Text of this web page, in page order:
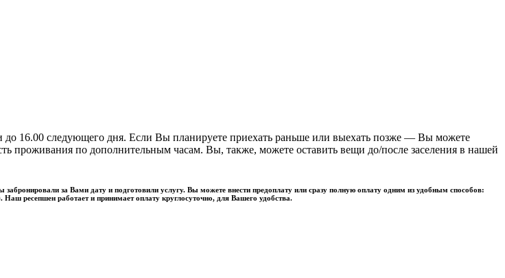
16.00 следующего дня. Если Вы планируете приехать раньше или выехать позже — Вы можете
проживания по дополнительным часам. Вы, также, можете оставить вещи до/после заселения в нашей
за Вами дату и подготовили услугу. Вы можете внести предоплату или сразу полную оплату одним из удобным способов:
ресепшен работает и принимает оплату круглосуточно, для Вашего удобства.